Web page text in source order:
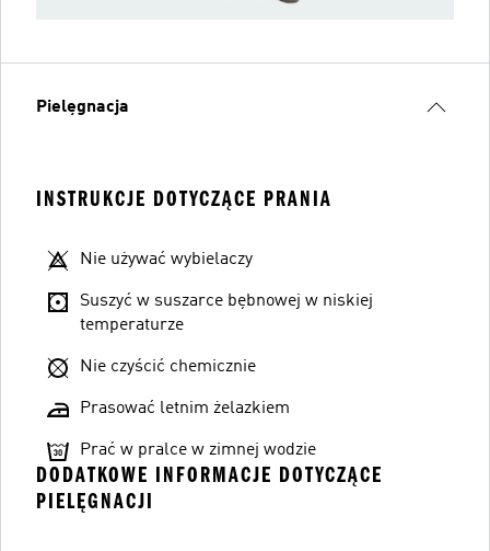
Pielęgnacja
INSTRUKCJE DOTYCZĄCE PRANIA
Nie używać wybielaczy
Suszyć w suszarce bębnowej w niskiej
temperaturze
Nie czyścić chemicznie
Prasować letnim żelazkiem
Prać w pralce w zimnej wodzie
DODATKOWE INFORMACJE DOTYCZĄCE
PIELĘGNACJI